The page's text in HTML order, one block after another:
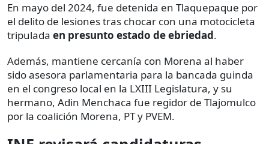
En mayo del 2024, fue detenida en Tlaquepaque por
el delito de lesiones tras chocar con una motocicleta
tripulada en presunto estado de ebriedad.
Además, mantiene cercanía con Morena al haber
sido asesora parlamentaria para la bancada guinda
en el congreso local en la LXIII Legislatura, y su
hermano, Adin Menchaca fue regidor de Tlajomulco
por la coalición Morena, PT y PVEM.